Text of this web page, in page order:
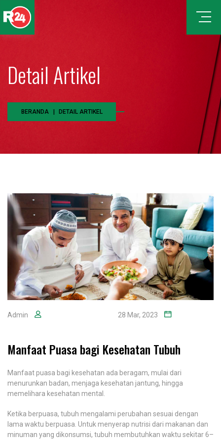
Detail Artikel
BERANDA DETAIL ARTIKEL
Admin 28 Mar, 2023
Manfaat Puasa bagi Kesehatan Tubuh
Manfaat puasa bagi kesehatan ada beragam, mulai dari
menurunkan badan, menjaga kesehatan jantung, hingga
memelihara kesehatan mental.
Ketika berpuasa, tubuh mengalami perubahan sesuai dengan
lama waktu berpuasa. Untuk menyerap nutrisi dari makanan dan
minuman yang dikonsumsi, tubuh membutuhkan waktu sekitar 6–